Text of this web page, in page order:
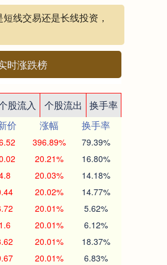
线交易还是长线投资，
时涨跌榜
股流入 个股流出
换手率
价 涨幅
换手率
396.89% 79.39%
20.21% 16.80%
20.03% 14.18%
20.02% 14.77%
20.01% 5.62%
20.01% 6.12%
20.01% 18.37%
20.01% 6.83%